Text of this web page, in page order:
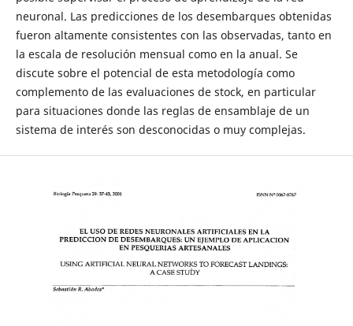
neuronal. Las predicciones de los desembarques obtenidas
fueron altamente consistentes con las observadas, tanto en
la escala de resolución mensual como en la anual. Se
discute sobre el potencial de esta metodología como
complemento de las evaluaciones de stock, en particular
para situaciones donde las reglas de ensamblaje de un
sistema de interés son desconocidas o muy complejas.